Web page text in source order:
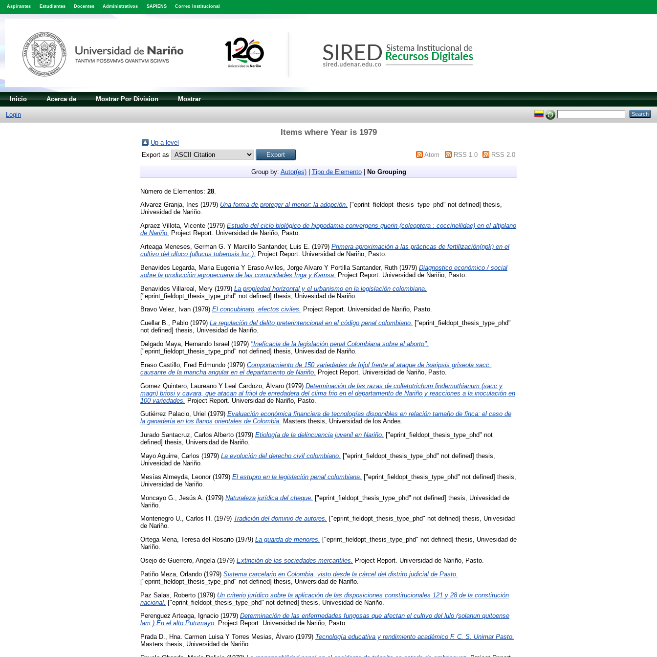
Aspirantes Estudiantes Docentes Administrativos SAPIENS Correo Institucional
Inicio Acerca de Mostrar Por Division Mostrar
Login
Items where Year is 1979
Up a level
Export as
Atom RSS 1.0 RSS 2.0
Group by: Autor(es)| Tipo de Elemento| No Grouping
Número de Elementos: 28
Alvarez Granja, Ines (1979) Una forma de proteger al menor: la adopción. ["eprint_fieldopt_thesis_type_phd" not defined] thesis,
Univesidad de Nariño.
Apraez Villota, Vicente (1979) Estudio del ciclo biológico de hippodamia convergens guerin (coleoptera : coccinellidae) en el altiplano
de Nariño. Project Report. Universidad de Nariño, Pasto.
Arteaga Meneses, German G. Y Marcillo Santander, Luis E. (1979) Primera aproximación a las prácticas de fertilización(npk) en el
cultivo del ulluco (ullucus tuberosis loz.). Project Report. Universidad de Nariño, Pasto.
Benavides Legarda, Maria Eugenia Y Eraso Aviles, Jorge Alvaro Y Portilla Santander, Ruth (1979) Diagnostico económico / social
sobre la producción agropecuaria de las comunidades Inga y Kamsa.
Project Report. Universidad de Nariño, Pasto.
Benavides Villareal, Mery (1979) La propiedad horizontal y el urbanismo en la legislación colombiana.
["eprint_fieldopt_thesis_type_phd" not defined] thesis, Univesidad de Nariño.
Bravo Velez, Ivan (1979) El concubinato, efectos civiles. Project Report. Universidad de Nariño, Pasto.
Cuellar B., Pablo (1979) La regulación del delito preterintencional en el código penal colombiano. ["eprint_fieldopt_thesis_type_phd"
not defined] thesis, Univesidad de Nariño.
Delgado Maya, Hernando Israel (1979) "Ineficacia de la legislación penal Colombiana sobre el aborto".
["eprint_fieldopt_thesis_type_phd" not defined] thesis, Univesidad de Nariño.
Eraso Castillo, Fred Edmundo (1979) Comportamiento de 150 variedades de frijol frente al ataque de isaripsis griseola sacc.,
causante de la mancha angular en el departamento de Nariño.
Project Report. Universidad de Nariño, Pasto.
Gomez Quintero, Laureano Y Leal Cardozo, Álvaro (1979) Determinación de las razas de colletotrichum lindemuthianum (sacc y
magn) briosi y cavara, que atacan al frijol de enredadera del clima frio en el departamento de Nariño y reacciones a la inoculación en
100 variedades.
Project Report. Universidad de Nariño, Pasto.
Gutiérrez Palacio, Uriel (1979) Evaluación económica financiera de tecnologías disponibles en relación tamaño de finca: el caso de
la ganadería en los llanos orientales de Colombia. Masters thesis, Universidad de los Andes.
Jurado Santacruz, Carlos Alberto (1979) Etiología de la delincuencia juvenil en Nariño. ["eprint_fieldopt_thesis_type_phd" not
defined] thesis, Universidad de Nariño.
Mayo Aguirre, Carlos (1979) La evolución del derecho civil colombiano. ["eprint_fieldopt_thesis_type_phd" not defined] thesis,
Univesidad de Nariño.
Mesías Almeyda, Leonor(1979) El estupro en la legislación penal colombiana.
["eprint_fieldopt_thesis_type_phd" not defined] thesis,
Universidad de Nariño.
Moncayo G., Jesús A. (1979) Naturaleza jurídica del cheque. ["eprint_fieldopt_thesis_type_phd" not defined] thesis, Univesidad de
Nariño.
Montenegro U., Carlos H. (1979) Tradición del dominio de autores. ["eprint_fieldopt_thesis_type_phd" not defined] thesis, Univesidad
de Nariño.
Ortega Mena, Teresa del Rosario (1979) La guarda de menores. ["eprint_fieldopt_thesis_type_phd" not defined] thesis, Univesidad de
Nariño.
Osejo de Guerrero, Angela(1979) Extinción de las sociedades mercantiles. Project Report. Universidad de Nariño, Pasto.
Patiño Meza, Orlando (1979) Sistema carcelario en Colombia, visto desde la cárcel del distrito judicial de Pasto.
["eprint_fieldopt_thesis_type_phd" not defined] thesis, Universidad de Nariño.
Paz Salas, Roberto (1979) Un criterio jurídico sobre la aplicación de las disposiciones constitucionales 121 y 28 de la constitución
nacional. ["eprint_fieldopt_thesis_type_phd" not defined] thesis, Univesidad de Nariño.
Perenguez Arteaga, Ignacio (1979) Determinación de las enfermedades fungosas que afectan el cultivo del lulo (solanun quitoense
lam.) En el alto Putumayo. Project Report. Universidad de Nariño, Pasto.
Prada D., Hna. Carmen LuisaY Torres Mesias, Álvaro (1979) Tecnología educativa y rendimiento académico F. C. S. Unimar Pasto.
Masters thesis, Universidad de Nariño.